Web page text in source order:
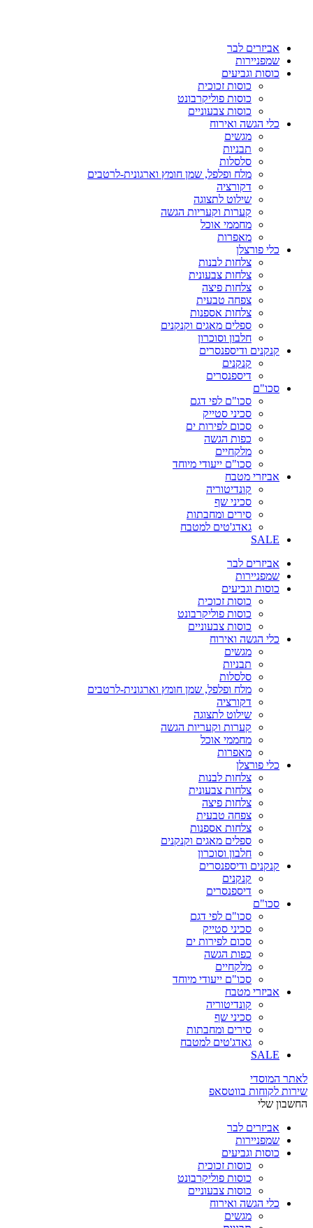
אביזרים לבר
שמפניירות
כוסות וגביעים
כוסות זכוכית
כוסות פוליקרבונט
כוסות צבעוניים
כלי הגשה ואירוח
מגשים
תבניות
סלסלות
מלח ופלפל, שמן חומץ וארגונית-לרטבים
דקורציה
שילוט לתצוגה
קערות וקעריות הגשה
מחממי אוכל
מאפרות
כלי פורצלן
צלחות לבנות
צלחות צבעונית
צלחות פיצה
צפחה טבעית
צלחות אספנות
ספלים מאגים וקנקנים
חלבון וסוכרון
קנקנים ודיספנסרים
קנקנים
דיספנסרים
סכו"ם
סכו"ם לפי דגם
סכיני סטייק
סכום לפירות ים
כפות הגשה
מלקחיים
סכו"ם ייעודי מיוחד
אביזרי מטבח
קונדיטוריה
סכיני שף
סירים ומחבתות
גאדג'טים למטבח
SALE
אביזרים לבר
שמפניירות
כוסות וגביעים
כוסות זכוכית
כוסות פוליקרבונט
כוסות צבעוניים
כלי הגשה ואירוח
מגשים
תבניות
סלסלות
מלח ופלפל, שמן חומץ וארגונית-לרטבים
דקורציה
שילוט לתצוגה
קערות וקעריות הגשה
מחממי אוכל
מאפרות
כלי פורצלן
צלחות לבנות
צלחות צבעונית
צלחות פיצה
צפחה טבעית
צלחות אספנות
ספלים מאגים וקנקנים
חלבון וסוכרון
קנקנים ודיספנסרים
קנקנים
דיספנסרים
סכו"ם
סכו"ם לפי דגם
סכיני סטייק
סכום לפירות ים
כפות הגשה
מלקחיים
סכו"ם ייעודי מיוחד
אביזרי מטבח
קונדיטוריה
סכיני שף
סירים ומחבתות
גאדג'טים למטבח
SALE
לאתר המוסדי
שירות לקוחות בווטסאפ
החשבון שלי
אביזרים לבר
שמפניירות
כוסות וגביעים
כוסות זכוכית
כוסות פוליקרבונט
כוסות צבעוניים
כלי הגשה ואירוח
מגשים